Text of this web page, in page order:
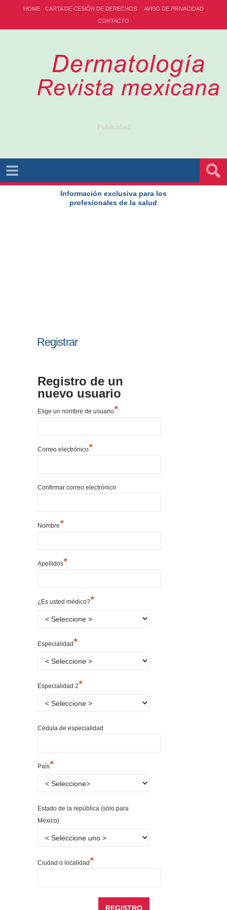
HOME CARTA DE CESIÓN DE DERECHOS
AVISO DE PRIVACIDAD
CONTACTO
Publicidad
Información exclusiva para los
profesionales de la salud
Registrar
Registro de un
nuevo usuario
Elige un nombre de usuario*
Correo electrónico*
Confirmar correo electrónico
Nombre*
Apellidos*
¿Es usted médico?*
Especialidad*
Especialidad 2*
Cédula de especialidad
País*
Estado de la república (sólo para
México)
Ciudad o localidad*